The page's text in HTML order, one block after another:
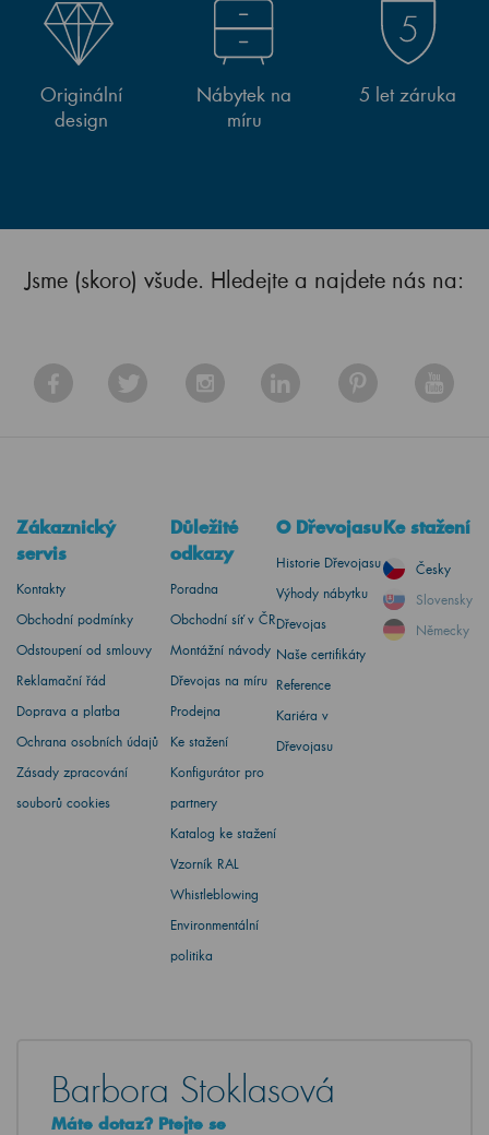
Originální
design
Nábytek na
míru
5 let záruka
Jsme (skoro) všude. Hledejte a najdete nás na:
Zákaznický
servis
Kontakty
Obchodní podmínky
Odstoupení od smlouvy
Reklamační řád
Doprava a platba
Ochrana osobních údajů
Zásady zpracování
souborů cookies
Důležité
odkazy
Poradna
Obchodní síť v ČR
Montážní návody
Dřevojas na míru
Prodejna
Ke stažení
Konfigurátor pro
partnery
Katalog ke stažení
Vzorník RAL
Whistleblowing
Environmentální
politika
O Dřevojasu
Historie Dřevojasu
Výhody nábytku
Dřevojas
Naše certifikáty
Reference
Kariéra v
Dřevojasu
Ke stažení
Česky
Slovensky
Německy
Barbora Stoklasová
Máte dotaz? Ptejte se